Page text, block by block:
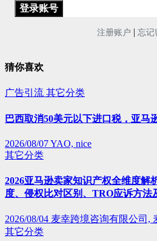
注册账户 | 忘记
猜你喜欢
广告引流 其它分类
巴西取消50美元以下进口税，亚马
2026/08/07YAO, nice
其它分类
2026亚马逊卖家知识产权全维度解
度、侵权比对区别、TRO应诉方法
2026/08/04 麦幸跨境咨询有限公司,
其它分类